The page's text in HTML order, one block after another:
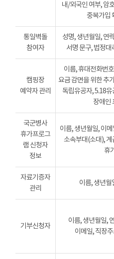
내/외국인 여부, 암
중복가입
통일벽돌
참여자
성명, 생년월일, 연
서명 문구, 법정
캠핑장
예약자 관리
이름, 휴대전화번
요금 감면을 위한 추
독립유공자, 5.18
장애인
국군병사
휴가프로그
램 신청자
정보
이름, 생년월일, 이
소속부대(소대), 계
휴
자료기증자
관리
이름, 생년월
기부신청자
이름, 생년월일,
이메일, 직장